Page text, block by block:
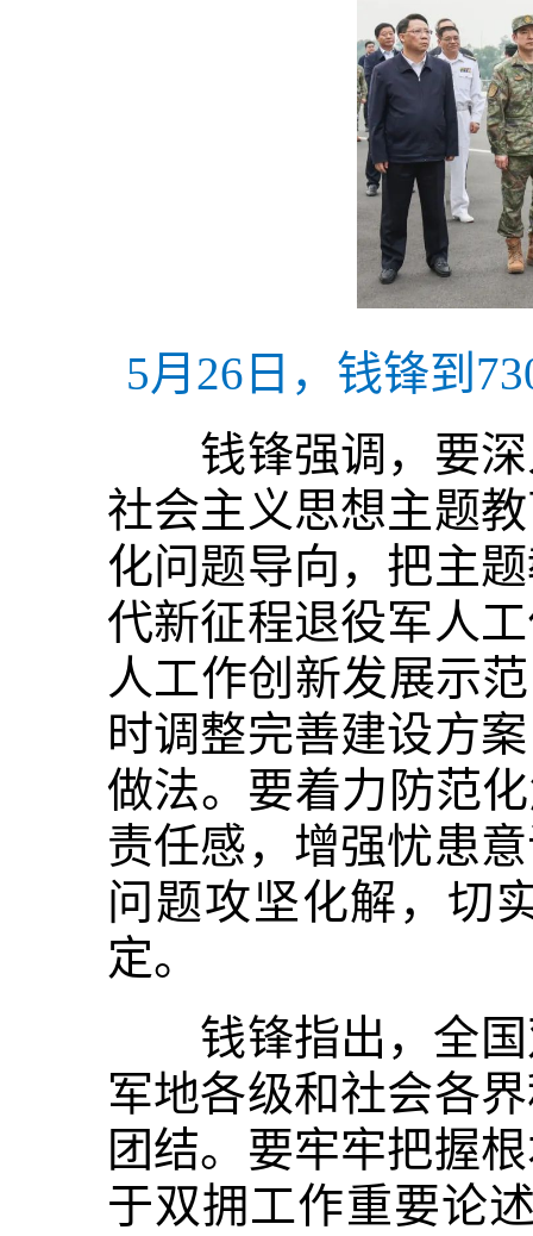
5月26日，钱锋到
钱锋强调，要深
社会主义思想主题
化问题导向，把主
代新征程退役军人
人工作创新发展示
时调整完善建设方
做法。要着力防范
责任感，增强忧患
问题攻坚化解，切
定。
钱锋指出，全国
军地各级和社会各
团结。要牢牢把握
于双拥工作重要论